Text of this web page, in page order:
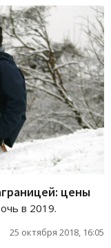
цены
в 2019.
25 октября 2018, 16:05